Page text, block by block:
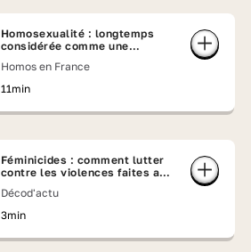
Homosexualité : longtemps
considérée comme une
Homos en France
11min
Féminicides : comment lutter
contre les violences faites aux
Décod'actu
3min